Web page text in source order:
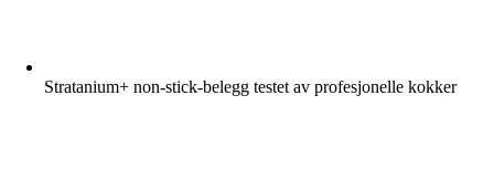
Stratanium+ non-stick-belegg testet av profesjonelle kokker